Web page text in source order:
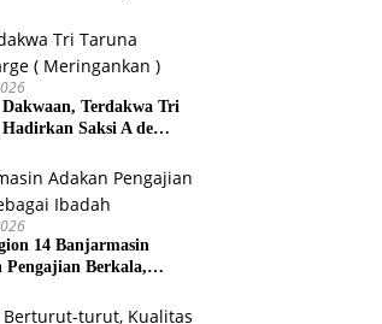
Terdakwa Tri
Saksi A de
14 Banjarmasin
Pengajian Berkala,